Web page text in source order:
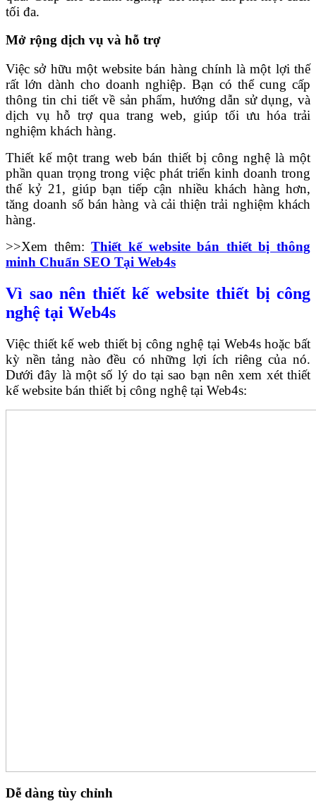
tối đa.
Mở rộng dịch vụ và hỗ trợ
Việc sở hữu một website bán hàng chính là một lợi thế
rất lớn dành cho doanh nghiệp. Bạn có thể cung cấp
thông tin chi tiết về sản phẩm, hướng dẫn sử dụng, và
dịch vụ hỗ trợ qua trang web, giúp tối ưu hóa trải
nghiệm khách hàng.
Thiết kế một trang web bán thiết bị công nghệ là một
phần quan trọng trong việc phát triển kinh doanh trong
thế kỷ 21, giúp bạn tiếp cận nhiều khách hàng hơn,
tăng doanh số bán hàng và cải thiện trải nghiệm khách
hàng.
>>Xem thêm:Thiết kế website bán thiết bị thông
minh Chuẩn SEO Tại Web4s
Vì sao nên thiết kế website thiết bị công
nghệ tại Web4s
Việc thiết kế web thiết bị công nghệ tại Web4s hoặc bất
kỳ nền tảng nào đều có những lợi ích riêng của nó.
Dưới đây là một số lý do tại sao bạn nên xem xét thiết
kế website bán thiết bị công nghệ tại Web4s:
Dễ dàng tùy chỉnh